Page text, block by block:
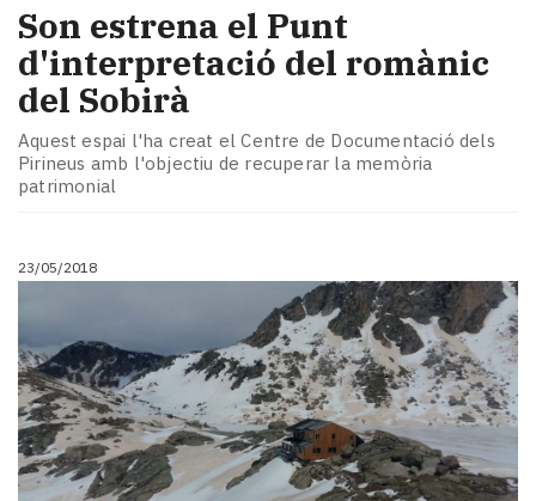
Son estrena el Punt
d'interpretació del romànic
del Sobirà
Aquest espai l'ha creat el Centre de Documentació dels
Pirineus amb l'objectiu de recuperar la memòria
patrimonial
23/05/2018